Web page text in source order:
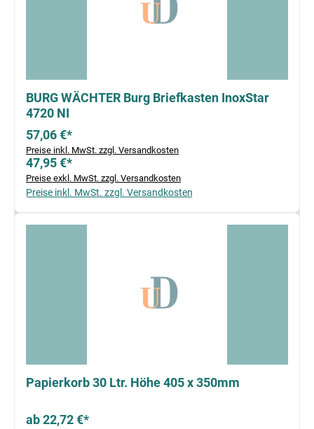
BURG WÄCHTER Burg Briefkasten InoxStar
4720 NI
57,06 €*
Preise inkl. MwSt. zzgl. Versandkosten
47,95 €*
Preise exkl. MwSt. zzgl. Versandkosten
Preise inkl. MwSt. zzgl. Versandkosten
Papierkorb 30 Ltr. Höhe 405 x 350mm
ab 22,72 €*